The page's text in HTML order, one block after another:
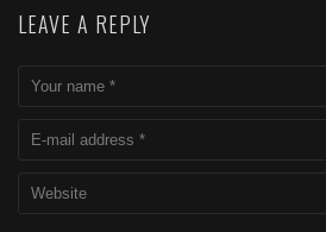
LEAVE A REPLY